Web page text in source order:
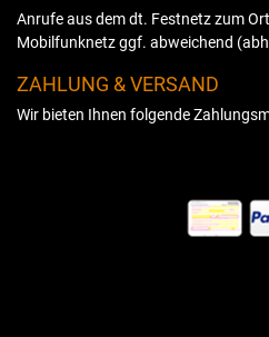
Anrufe aus dem dt. Festnetz zum
Mobilfunknetz ggf. abweichend
ZAHLUNG & VERSAND
Wir bieten Ihnen folgende